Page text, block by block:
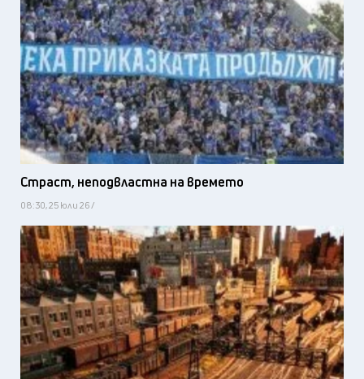
Страст, неподвластна на времето
08:30, 25 юли 26 /